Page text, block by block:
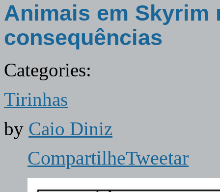
Animais em Skyrim
consequências
Categories:
Tirinhas
by Caio Diniz
CompartilheTweetar